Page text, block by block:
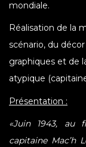
mondiale.
Réalisation de la
scénario, du
graphiques et de
atypique
Présentation :
«Juin 1943, au
capitaine Mac’h